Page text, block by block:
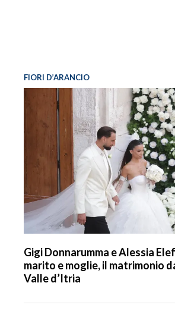
FIORI D’ARANCIO
Gigi Donnarumma e Alessia
marito e moglie, il matrimonio
Valle d’Itria